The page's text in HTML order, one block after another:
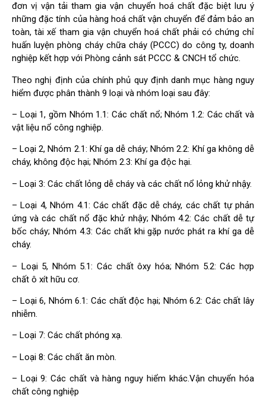
đơn vị vận tải tham gia vận chuyển hoá chất đặc biệt lưu ý
những đặc tính của hàng hoá chất vận chuyển để đảm bảo an
toàn, tài xế tham gia vận chuyển hoá chất phải có chứng chỉ
huấn luyện phòng cháy chữa cháy (PCCC) do công ty, doanh
nghiệp kết hợp với Phòng cảnh sát PCCC & CNCH tổ chức.
Theo nghị định của chính phủ quy định danh mục hàng nguy
hiểm được phân thành 9 loại và nhóm loại sau đây:
– Loại 1, gồm Nhóm 1.1: Các chất nổ; Nhóm 1.2: Các chất và
vật liệu nổ công nghiệp.
– Loại 2, Nhóm 2.1: Khí ga dễ cháy; Nhóm 2.2: Khí ga không dễ
cháy, không độc hại; Nhóm 2.3: Khí ga độc hại.
– Loại 3: Các chất lỏng dễ cháy và các chất nổ lỏng khử nhậy.
– Loại 4, Nhóm 4.1: Các chất đặc dễ cháy, các chất tự phản
ứng và các chất nổ đặc khử nhậy; Nhóm 4.2: Các chất dễ tự
bốc cháy; Nhóm 4.3: Các chất khi gặp nước phát ra khí ga dễ
cháy.
– Loại 5, Nhóm 5.1: Các chất ôxy hóa; Nhóm 5.2: Các hợp
chất ô xít hữu cơ.
– Loại 6, Nhóm 6.1: Các chất độc hại; Nhóm 6.2: Các chất lây
nhiễm.
– Loại 7: Các chất phóng xạ.
– Loại 8: Các chất ăn mòn.
– Loại 9: Các chất và hàng nguy hiểm khác.Vận chuyển hóa
chất công nghiệp